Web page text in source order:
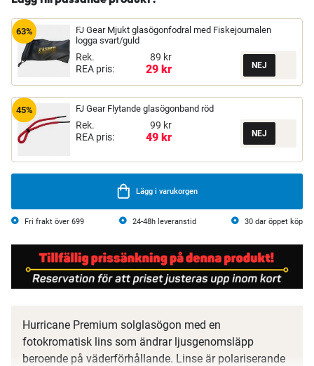
63%
FJ Gear Mjukt glasögonfodral med Fiskejournalen
logga svart/guld
Rek.
89 kr
REA pris:
29 kr
45% FJ Gear Flytande glasögonband röd
Rek.
99 kr
REA pris:
49 kr
Lägg i varukorgen
Fri frakt över 699 24-48h leveranstid 30 dar öppet köp
Hurricane Premium solglasögon med en
fotokromatisk lins som ändrar ljusgenomsläpp
beroende på väderförhållande. Linse är polariserande